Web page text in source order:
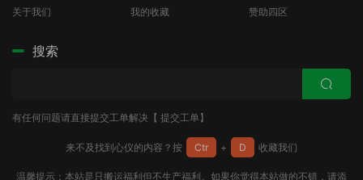
关于我们 我的收藏 赞助四区
搜索
有任何问题请直接提交工单解决【 提交工单】
来不及找到心仪的内容？按 Ctr + D 收藏我们
温馨提示：本站是只搬运福利但不生产福利。如果你觉得本站做的不错，请添